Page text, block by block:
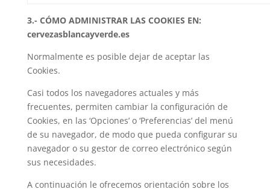
3.- CÓMO ADMINISTRAR LAS COOKIES EN:
cervezasblancayverde.es
Normalmente es posible dejar de aceptar las
Cookies.
Casi todos los navegadores actuales y más
frecuentes, permiten cambiar la configuración de
Cookies, en las ‘Opciones’ o ‘Preferencias’ del menú
de su navegador, de modo que pueda configurar su
navegador o su gestor de correo electrónico según
sus necesidades.
A continuación le ofrecemos orientación sobre los